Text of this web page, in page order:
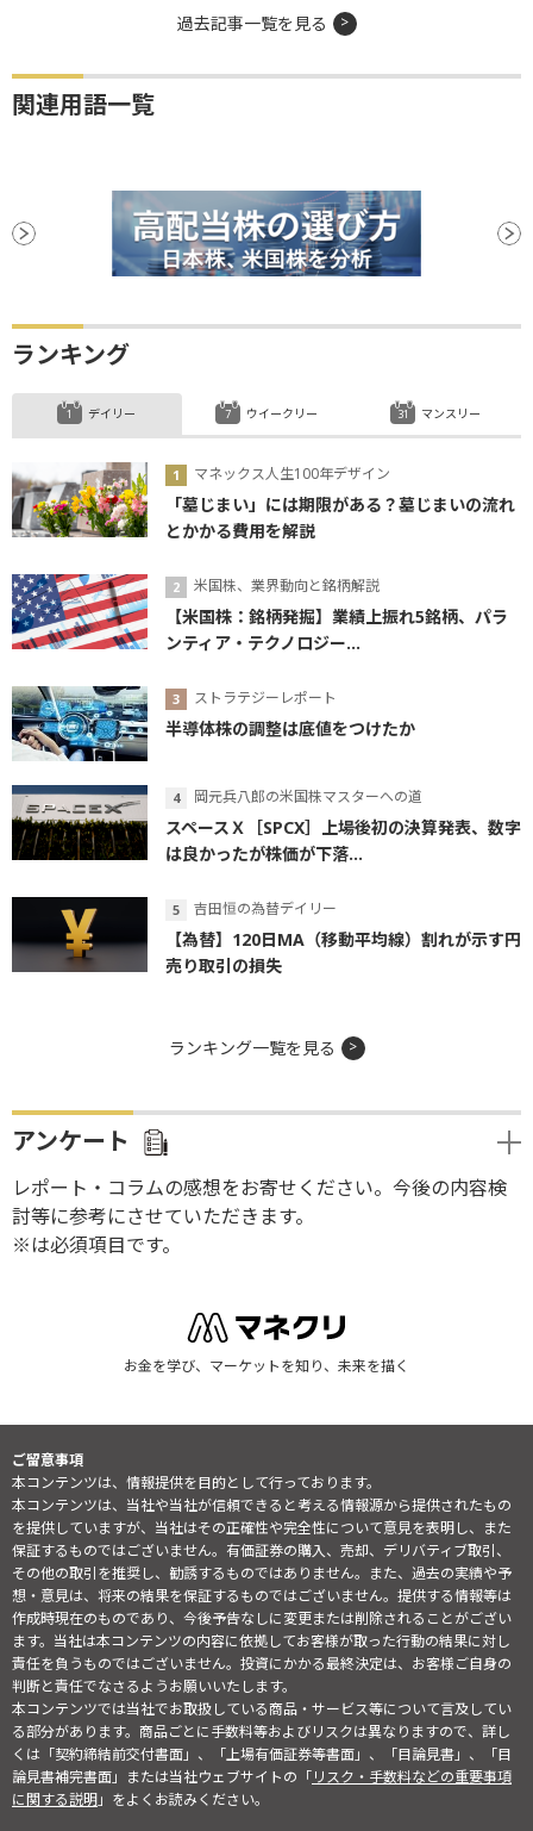
過去記事一覧を見る
関連用語一覧
ランキング
デイリー
マネックス人生100年デザイン
「墓じまい」には期限がある？墓じまいの流れ
とかかる費用を解説
米国株、業界動向と銘柄解説
【米国株：銘柄発掘】業績上振れ5銘柄、パラ
ンティア・テクノロジー...
ストラテジーレポート
半導体株の調整は底値をつけたか
岡元兵八郎の米国株マスターへの道
スペースＸ［SPCX］上場後初の決算発表、数字
は良かったが株価が下落...
吉田恒の為替デイリー
【為替】120日MA（移動平均線）割れが示す円
売り取引の損失
ウイークリー マンスリー
ランキング一覧を見る
アンケート
レポート・コラムの感想をお寄せください。今後の内容検
討等に参考にさせていただきます。
※は必須項目です。
お金を学び、マーケットを知り、未来を描く
ご留意事項
本コンテンツは、情報提供を目的として行っております。
本コンテンツは、当社や当社が信頼できると考える情報源から提供されたもの
を提供していますが、当社はその正確性や完全性について意見を表明し、また
保証するものではございません。有価証券の購入、売却、デリバティブ取引、
その他の取引を推奨し、勧誘するものではありません。また、過去の実績や予
想・意見は、将来の結果を保証するものではございません。提供する情報等は
作成時現在のものであり、今後予告なしに変更または削除されることがござい
ます。当社は本コンテンツの内容に依拠してお客様が取った行動の結果に対し
責任を負うものではございません。投資にかかる最終決定は、お客様ご自身の
判断と責任でなさるようお願いいたします。
本コンテンツでは当社でお取扱している商品・サービス等について言及してい
る部分があります。商品ごとに手数料等およびリスクは異なりますので、詳し
くは「契約締結前交付書面」、「上場有価証券等書面」、「目論見書」、「目
論見書補完書面」または当社ウェブサイトの「リスク・手数料などの重要事項
に関する説明」をよくお読みください。